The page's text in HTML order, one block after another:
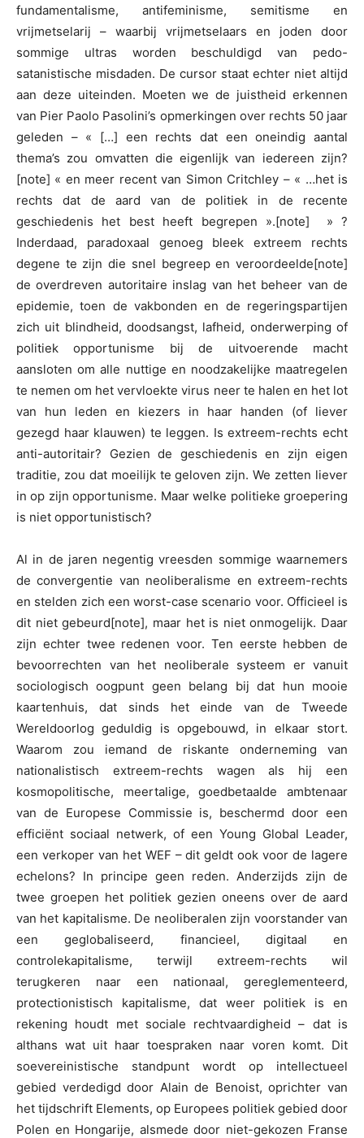
fundamentalisme, antifeminisme, semitisme en
vrijmetselarij – waarbij vrijmetselaars en joden door
sommige ultras worden beschuldigd van pedo-
satanistische misdaden. De cursor staat echter niet altijd
aan deze uiteinden. Moeten we de juistheid erkennen
van Pier Paolo Pasolini’s opmerkingen over rechts 50 jaar
geleden – « […] een rechts dat een oneindig aantal
thema’s zou omvatten die eigenlijk van iedereen zijn?
[note] « en meer recent van Simon Critchley – « …het is
rechts dat de aard van de politiek in de recente
geschiedenis het best heeft begrepen ».[note] » ?
Inderdaad, paradoxaal genoeg bleek extreem rechts
degene te zijn die snel begreep en veroordeelde[note]
de overdreven autoritaire inslag van het beheer van de
epidemie, toen de vakbonden en de regeringspartijen
zich uit blindheid, doodsangst, lafheid, onderwerping of
politiek opportunisme bij de uitvoerende macht
aansloten om alle nuttige en noodzakelijke maatregelen
te nemen om het vervloekte virus neer te halen en het lot
van hun leden en kiezers in haar handen (of liever
gezegd haar klauwen) te leggen. Is extreem-rechts echt
anti-autoritair? Gezien de geschiedenis en zijn eigen
traditie, zou dat moeilijk te geloven zijn. We zetten liever
in op zijn opportunisme. Maar welke politieke groepering
is niet opportunistisch?
Al in de jaren negentig vreesden sommige waarnemers
de convergentie van neoliberalisme en extreem-rechts
en stelden zich een worst-case scenario voor. Officieel is
dit niet gebeurd[note], maar het is niet onmogelijk. Daar
zijn echter twee redenen voor. Ten eerste hebben de
bevoorrechten van het neoliberale systeem er vanuit
sociologisch oogpunt geen belang bij dat hun mooie
kaartenhuis, dat sinds het einde van de Tweede
Wereldoorlog geduldig is opgebouwd, in elkaar stort.
Waarom zou iemand de riskante onderneming van
nationalistisch extreem-rechts wagen als hij een
kosmopolitische, meertalige, goedbetaalde ambtenaar
van de Europese Commissie is, beschermd door een
efficiënt sociaal netwerk, of een Young Global Leader,
een verkoper van het WEF – dit geldt ook voor de lagere
echelons? In principe geen reden. Anderzijds zijn de
twee groepen het politiek gezien oneens over de aard
van het kapitalisme. De neoliberalen zijn voorstander van
een geglobaliseerd, financieel, digitaal en
controlekapitalisme, terwijl extreem-rechts wil
terugkeren naar een nationaal, gereglementeerd,
protectionistisch kapitalisme, dat weer politiek is en
rekening houdt met sociale rechtvaardigheid – dat is
althans wat uit haar toespraken naar voren komt. Dit
soevereinistische standpunt wordt op intellectueel
gebied verdedigd door Alain de Benoist, oprichter van
het tijdschrift Elements, op Europees politiek gebied door
Polen en Hongarije, alsmede door niet-gekozen Franse